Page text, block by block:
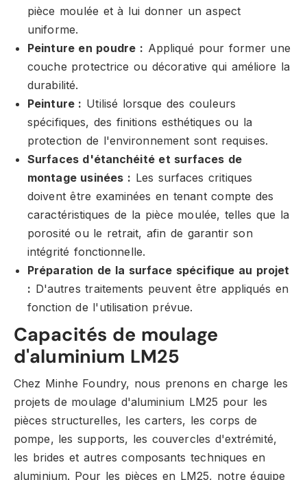
pièce moulée et à lui donner un aspect
uniforme.
Peinture en poudre : Appliqué pour former une
couche protectrice ou décorative qui améliore la
durabilité.
Peinture : Utilisé lorsque des couleurs
spécifiques, des finitions esthétiques ou la
protection de l'environnement sont requises.
Surfaces d'étanchéité et surfaces de
montage usinées : Les surfaces critiques
doivent être examinées en tenant compte des
caractéristiques de la pièce moulée, telles que la
porosité ou le retrait, afin de garantir son
intégrité fonctionnelle.
Préparation de la surface spécifique au projet
: D'autres traitements peuvent être appliqués en
fonction de l'utilisation prévue.
Capacités de moulage
d'aluminium LM25
Chez Minhe Foundry, nous prenons en charge les
projets de moulage d'aluminium LM25 pour les
pièces structurelles, les carters, les corps de
pompe, les supports, les couvercles d'extrémité,
les brides et autres composants techniques en
aluminium. Pour les pièces en LM25, notre équipe